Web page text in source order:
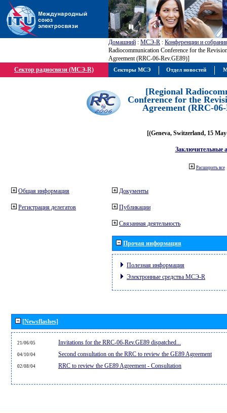
Домашний : МСЭ-R : Конференции и
Radiocommunication Conference for the
Agreement (RRC-06-Rev.GE89)]
Сектор радиосвязи (МСЭ-R)
[Regional
Conference for the
Agreement (RRC-
[(Geneva, Switzerland, 15
Заключительные
Расширить все
Общая информация
Регистрация делегатов
Документы
Публикации
Связанная деятельность
Прочая информация
Полезная информация
Электронные средства МСЭ-R
[Newsflashes]
21/06/05 Invitations for the RRC-06-Rev.GE89 dispatched...
04/10/04 Second consultation on the RRC to review the GE89 Agreement
02/08/04 RRC to review the GE89 Agreement - Consultation
Секторы МСЭ Отдел новостей